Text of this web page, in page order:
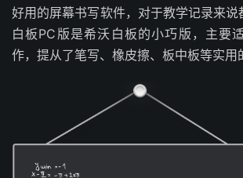
好用的屏幕书写软件，对于教学记录来说
白板PC版是希沃白板的小巧版，主要
作，提从了笔写、橡皮擦、板中板等实用